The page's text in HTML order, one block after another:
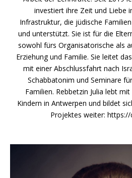
investiert ihre Zeit und Liebe
Infrastruktur, die jüdische
und unterstützt. Sie ist für die
sowohl fürs Organisatorische als
Erziehung und Familie. Sie leitet
mit einer Abschlussfahrt nach
Schabbatonim und Seminare
Familien. Rebbetzin Julia lebt
Kindern in Antwerpen und bildet
Projektes weiter: